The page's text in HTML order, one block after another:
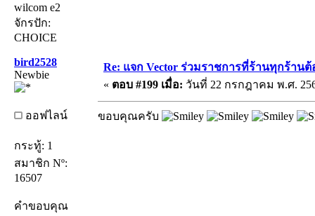
wilcom e2
จักรปัก:
CHOICE
bird2528
Newbie
ออฟไลน์
กระทู้: 1
สมาชิก Nº:
16507
คำขอบคุณ
Re: แจก Vector ร่วมราชการที่ร้านทุกร้าน
« ตอบ #199 เมื่อ: วันที่ 22 กรกฎาคม พ.ศ.
ขอบคุณครับ